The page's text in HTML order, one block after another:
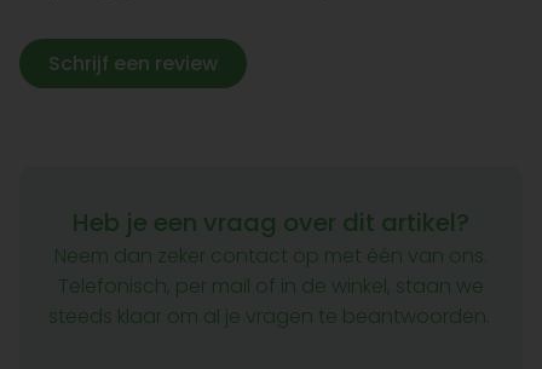
Schrijf een review
Heb je een vraag over dit artikel?
Neem dan zeker contact op met één van ons.
Telefonisch, per mail of in de winkel, staan we
steeds klaar om al je vragen te beantwoorden.